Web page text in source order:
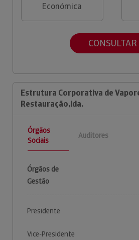
Económica
CONSULTAR
Estrutura Corporativa de
Restauração,lda.
Órgãos
Sociais
Auditores
Órgãos de
Gestão
Presidente
Vice-Presidente